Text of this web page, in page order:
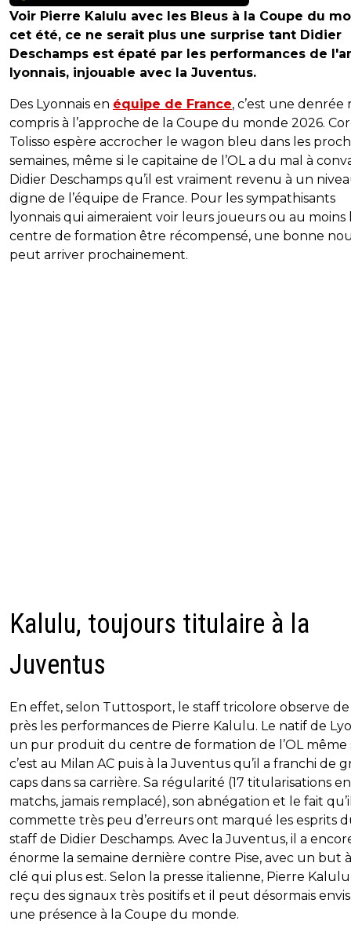
Voir Pierre Kalulu avec les Bleus à la Coupe du
cet été, ce ne serait plus une surprise tant Didier
Deschamps est épaté par les performances de
lyonnais, injouable avec la Juventus.
Des Lyonnais en équipe de France, c’est une denrée
compris à l’approche de la Coupe du monde 2026.
Tolisso espère accrocher le wagon bleu dans les
semaines, même si le capitaine de l’OL a du mal à
Didier Deschamps qu’il est vraiment revenu à un
digne de l’équipe de France. Pour les sympathisants
lyonnais qui aimeraient voir leurs joueurs ou au moins
centre de formation être récompensé, une bonne
peut arriver prochainement.
Kalulu, toujours titulaire à la
Juventus
En effet, selon Tuttosport, le staff tricolore observe
près les performances de Pierre Kalulu. Le natif de
un pur produit du centre de formation de l’OL même
c’est au Milan AC puis à la Juventus qu’il a franchi de
caps dans sa carrière. Sa régularité (17 titularisations en
matchs, jamais remplacé), son abnégation et le fait
commette très peu d’erreurs ont marqué les esprits
staff de Didier Deschamps. Avec la Juventus, il a
énorme la semaine dernière contre Pise, avec un but
clé qui plus est. Selon la presse italienne, Pierre
reçu des signaux très positifs et il peut désormais
une présence à la Coupe du monde.